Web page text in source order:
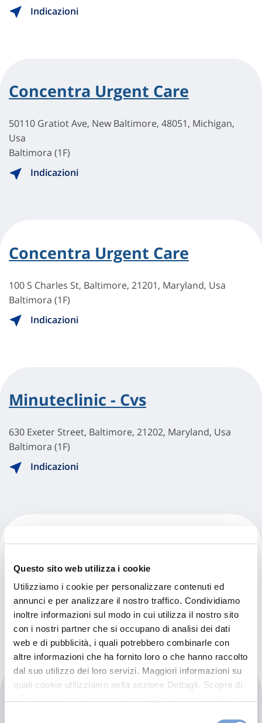
Questo sito web utilizza i cookie
Utilizziamo i cookie per personalizzare contenuti ed
annunci e per analizzare il nostro traffico. Condividiamo
inoltre informazioni sul modo in cui utilizza il nostro sito
con i nostri partner che si occupano di analisi dei dati
web e di pubblicità, i quali potrebbero combinarle con
altre informazioni che ha fornito loro o che hanno raccolto
dal suo utilizzo dei loro servizi. Maggiori informazioni su
quali cookie utilizziamo nella sezione Dettagli. Scopra di
Indicazioni
Concentra Urgent Care
50110 Gratiot Ave, New Baltimore, 48051, Michigan,
Usa
Baltimora (1F)
Indicazioni
Concentra Urgent Care
100 S Charles St, Baltimore, 21201, Maryland, Usa
Baltimora (1F)
Indicazioni
Minuteclinic - Cvs
630 Exeter Street, Baltimore, 21202, Maryland, Usa
Baltimora (1F)
Indicazioni
Minuteclinic - Seasonal
Baltimora (1F)
Indicazioni
Minuteclinic - Target